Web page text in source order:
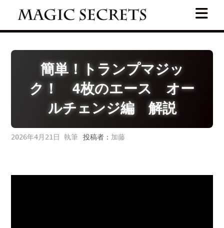
簡単！トランプマジッ
ク！ 4枚のエース オー
ルチェンジ編 解説
2026年4月21日 投稿者： 加藤